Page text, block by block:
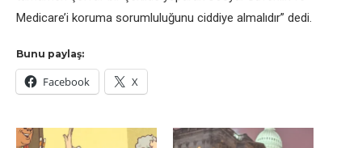
Medicare’i koruma sorumluluğunu ciddiye almalıdır” dedi.
Bunu paylaş:
Facebook X